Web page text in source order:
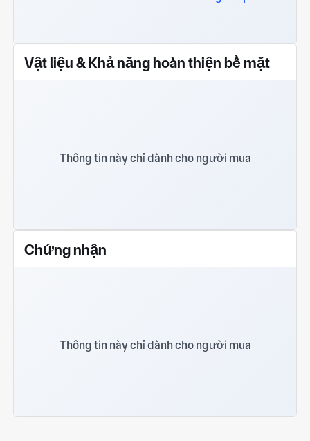
Vật liệu & Khả năng hoàn thiện bề mặt
Thông tin này chỉ dành cho người mua
Chứng nhận
Thông tin này chỉ dành cho người mua